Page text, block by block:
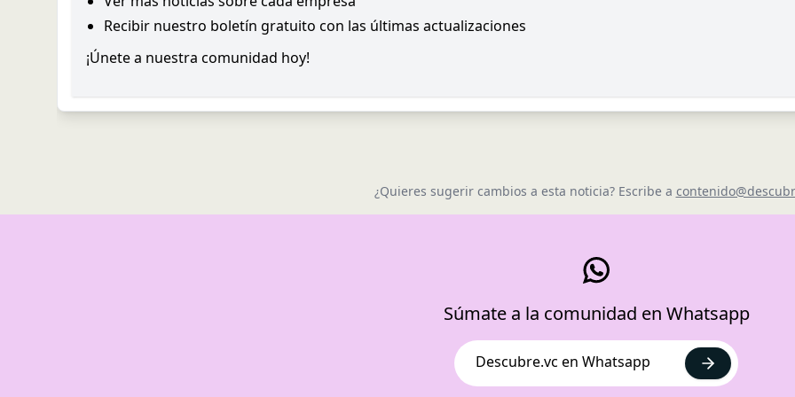
Recibir nuestro boletín gratuito con las últimas actualizaciones
¡Únete a nuestra comunidad hoy!
¿Quieres sugerir cambios a esta noticia? Escribe a
Súmate a la comunidad en Whatsapp
Descubre.vc en Whatsapp